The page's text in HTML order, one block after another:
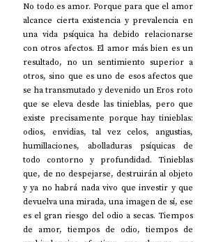
No todo es amor. Porque para que el amor
alcance cierta existencia y prevalencia en
una vida psíquica ha debido relacionarse
con otros afectos. El amor más bien es un
resultado, no un sentimiento superior a
otros, sino que es uno de esos afectos que
se ha transmutado y devenido un Eros roto
que se eleva desde las tinieblas, pero que
existe precisamente porque hay tinieblas:
odios, envidias, tal vez celos, angustias,
humillaciones, abolladuras psíquicas de
todo contorno y profundidad. Tinieblas
que, de no despejarse, destruirán al objeto
y ya no habrá nada vivo que investir y que
devuelva una mirada, una imagen de sí, ese
es el gran riesgo del odio a secas. Tiempos
de amor, tiempos de odio, tiempos de